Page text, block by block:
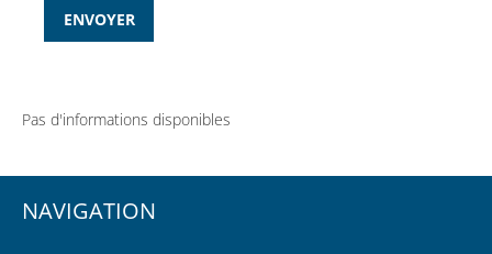
ENVOYER
Pas d'informations disponibles
NAVIGATION